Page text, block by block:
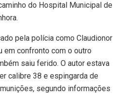
do Hospital Municipal de
pela polícia como Claudionor
em confronto com o outro
saiu ferido. O autor estava
calibre 38 e espingarda de
segundo informações